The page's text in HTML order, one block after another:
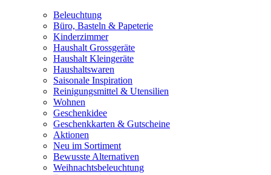
Beleuchtung
Büro, Basteln & Papeterie
Kinderzimmer
Haushalt Grossgeräte
Haushalt Kleingeräte
Haushaltswaren
Saisonale Inspiration
Reinigungsmittel & Utensilien
Wohnen
Geschenkidee
Geschenkkarten & Gutscheine
Aktionen
Neu im Sortiment
Bewusste Alternativen
Weihnachtsbeleuchtung